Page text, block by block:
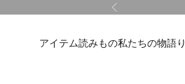
前へ
アイテム読みもの私たちの物語り